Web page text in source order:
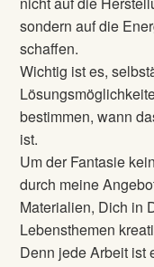
sondern auf die
schaffen.
Wichtig ist es,
bestimmen, wann
ist.
Um der Fantasie
durch meine
Materialien, Dich in
Lebensthemen
Denn jede Arbeit ist